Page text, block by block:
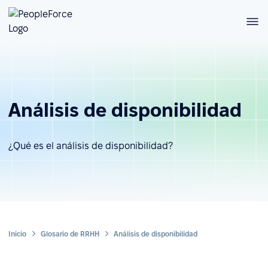
Análisis de disponibilidad
¿Qué es el análisis de disponibilidad?
Inicio Glosario de RRHH Análisis de disponibilidad